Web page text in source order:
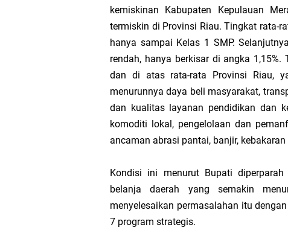
Wacana
Baru
Bupati Asmar dan
kemiskinan Kabupaten Kepulauan
termiskin di Provinsi Riau. Tingkat rata-
hanya sampai Kelas 1 SMP.
rendah, hanya berkisar di angka
dan di atas rata-rata Provinsi Riau,
menurunnya daya beli masyarakat,
dan kualitas layanan pendidikan dan
komoditi lokal, pengelolaan dan
ancaman abrasi pantai, banjir,
Kondisi ini menurut Bupati
belanja daerah yang semakin
menyelesaikan permasalahan itu
7 program strategis.